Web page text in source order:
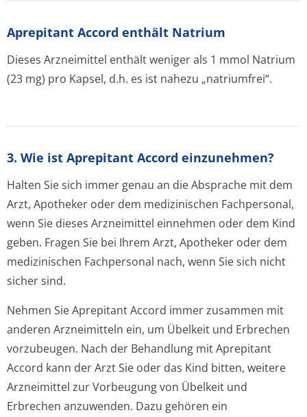
Aprepitant Accord enthält Natrium
Dieses Arzneimittel enthält weniger als 1 mmol Natrium
(23 mg) pro Kapsel, d.h. es ist nahezu „natriumfrei“.
3. Wie ist Aprepitant Accord einzunehmen?
Halten Sie sich immer genau an die Absprache mit dem
Arzt, Apotheker oder dem medizinischen Fachpersonal,
wenn Sie dieses Arzneimittel einnehmen oder dem Kind
geben. Fragen Sie bei Ihrem Arzt, Apotheker oder dem
medizinischen Fachpersonal nach, wenn Sie sich nicht
sicher sind.
Nehmen Sie Aprepitant Accord immer zusammen mit
anderen Arzneimitteln ein, um Übelkeit und Erbrechen
vorzubeugen. Nach der Behandlung mit Aprepitant
Accord kann der Arzt Sie oder das Kind bitten, weitere
Arzneimittel zur Vorbeugung von Übelkeit und
Erbrechen anzuwenden. Dazu gehören ein